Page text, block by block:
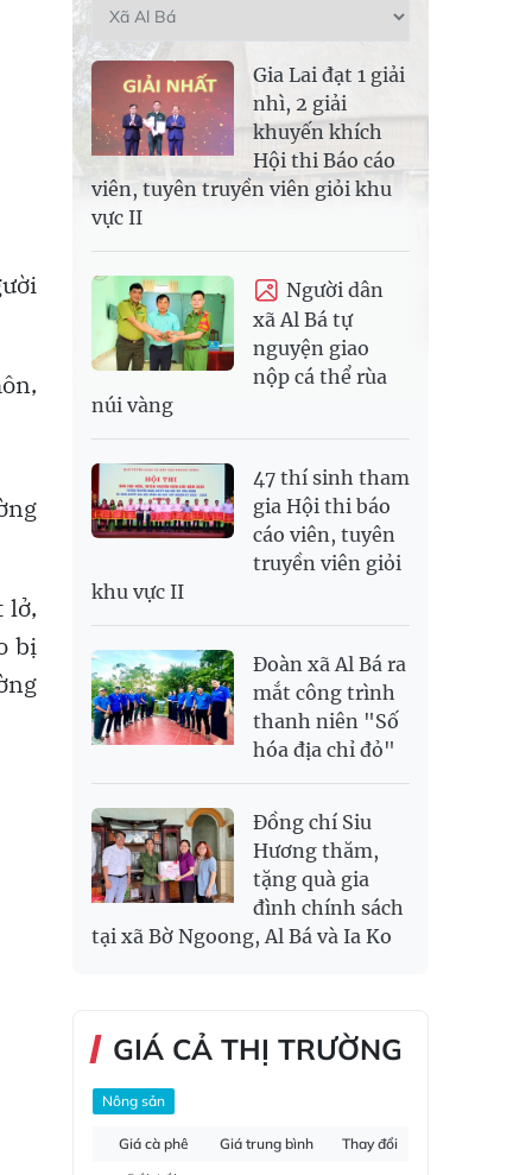
lở,
bị
Gia Lai đạt 1 giải
nhì, 2 giải
khuyến khích
Hội thi Báo cáo
viên, tuyên truyền viên giỏi khu
vực II
Người dân
xã Al Bá tự
nguyện giao
nộp cá thể rùa
núi vàng
47 thí sinh tham
gia Hội thi báo
cáo viên, tuyên
truyền viên giỏi
khu vực II
Đoàn xã Al Bá ra
mắt công trình
thanh niên "Số
hóa địa chỉ đỏ"
Đồng chí Siu
Hương thăm,
tặng quà gia
đình chính sách
tại xã Bờ Ngoong, Al Bá và Ia Ko
GIÁ CẢ THỊ TRƯỜNG
Nông sản
Giá cà phê Giá trung bình
Thay đổi